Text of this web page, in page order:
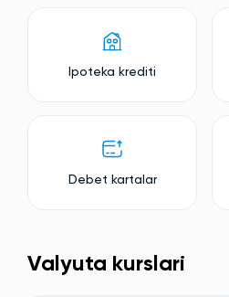
Ipoteka krediti
Debet kartalar
Valyuta kurslari